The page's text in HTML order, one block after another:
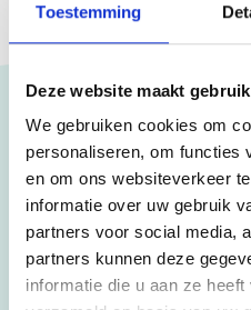
Toestemming
Deze website maakt
We gebruiken cookies om
personaliseren, om functies
en om ons websiteverkeer
informatie over uw gebruik
partners voor social media,
partners kunnen deze
informatie die u aan ze
Scholen
CSB
HLZ
Hermann Wesselink
VeenLanden College